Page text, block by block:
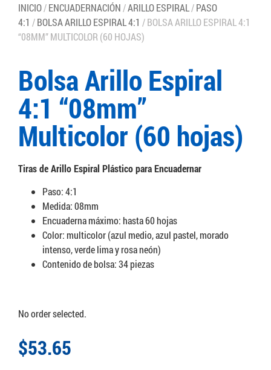
INICIO/ENCUADERNACIÓN /ARILLO ESPIRAL/PASO
4:1 /BOLSA ARILLO ESPIRAL 4:1 / BOLSA ARILLO ESPIRAL 4:1
“08MM” MULTICOLOR (60 HOJAS)
Bolsa Arillo Espiral
4:1 “08mm”
Multicolor (60 hojas)
Tiras de Arillo Espiral Plástico para Encuadernar
Paso: 4:1
Medida: 08mm
Encuaderna máximo: hasta 60 hojas
Color: multicolor (azul medio, azul pastel, morado
intenso, verde lima y rosa neón)
Contenido de bolsa: 34 piezas
No order selected.
$53.65